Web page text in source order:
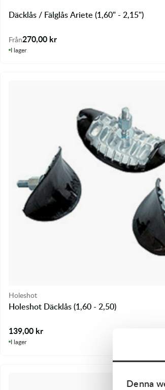
Denna
Variatordelar
Däcklås / Fälglås Ariete (1,60" - 2,15")
Från270,00 kr
I lager
Holeshot
Holeshot Däcklås (1,60 - 2,50)
139,00 kr
I lager